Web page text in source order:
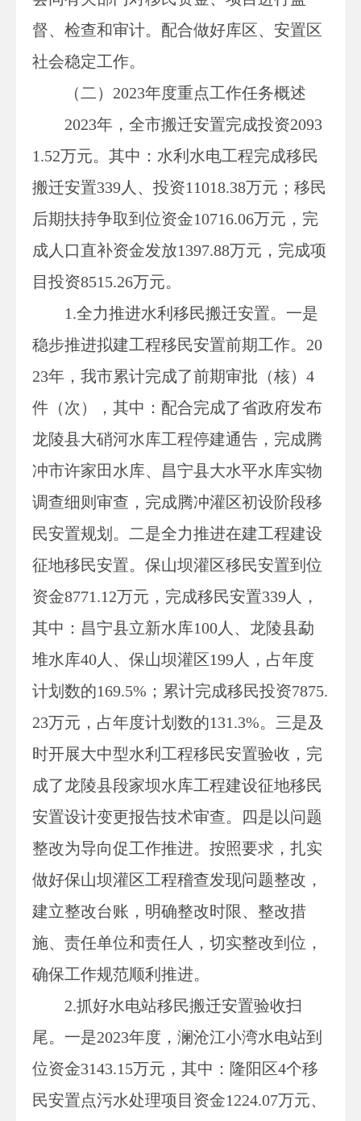
督、检查和审计。配合做好库区、安置区
社会稳定工作。
（二） 2023年度重点工作任务概述
2023年，全市搬迁安置完成投资2093
1.52万元。其中：水利水电工程完成移民
搬迁安置339人、投资11018.38万元；移民
后期扶持争取到位资金10716.06万元，完
成人口直补资金发放1397.88万元，完成项
目投资8515.26万元。
1.全力推进水利移民搬迁安置。一是
稳步推进拟建工程移民安置前期工作。20
23年 ，我市累计完成了前期审批（核） 4
件（次），其中：配合完成了省政府发布
龙陵县大硝河水库工程停建通告，完成腾
冲市许家田水库、昌宁县大水平水库实物
调查细则审查 ，完成腾冲灌区初设阶段移
民安置规划。二是全力推进在建工程建设
征地移民安置。保山坝灌区移民安置到位
资金8771.12万元， 完成移民安置339人，
其中：昌宁县立新水库100人 、龙陵县勐
堆水库40人 、 保山坝灌区199人 ，占年度
计划数的169.5%；累计完成移民投资7875.
23万元，占年度计划数的131.3%。三是及
时开展大中型水利工程移民安置验收， 完
成了龙陵县段家坝水库工程建设征地移民
安置设计变更报告技术审查。四是以问题
整改为导向促工作推进。按照要求，扎实
做好保山坝灌区工程稽查发现问题整改，
建立整改台账，明确整改时限、整改措
施、责任单位和责任人，切实整改到位，
确保工作规范顺利推进。
2.抓好水电站移民搬迁安置验收扫
尾。一是2023年度，澜沧江小湾水电站到
位资金3143.15万元，其中：隆阳区4个移
民安置点污水处理项目资金1224.07万元、